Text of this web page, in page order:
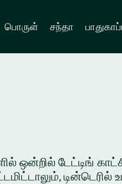
பொருள் சந்தா
ஒன்றில் டேட்டிங்